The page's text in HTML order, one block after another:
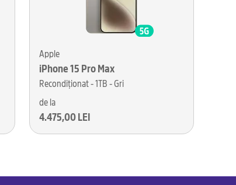
Apple
iPhone 15 Pro Max
Recondiționat - 1TB - Gri
de la
4.475,00 LEI